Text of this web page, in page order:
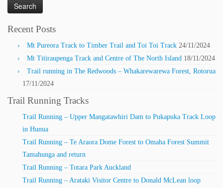
Recent Posts
Mt Pureora Track to Timber Trail and Toi Toi Track 24/11/2024
Mt Titiraupenga Track and Centre of The North Island 18/11/2024
Trail running in The Redwoods – Whakarewarewa Forest, Rotorua
17/11/2024
Trail Running Tracks
Trail Running – Upper Mangatawhiri Dam to Pukapuka Track Loop
in Hunua
Trail Running – Te Araora Dome Forest to Omaha Forest Summit
Tamahunga and return
Trail Running – Totara Park Auckland
Trail Running – Arataki Visitor Centre to Donald McLean loop